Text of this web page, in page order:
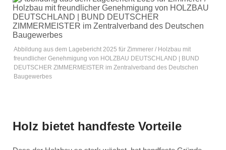
Abbildung aus dem Lagebericht 2025 für Zimmerer / Holzbau mit
freundlicher Genehmigung von HOLZBAU DEUTSCHLAND | BUND
DEUTSCHER ZIMMERMEISTER im Zentralverband des Deutschen
Baugewerbes
Holz bietet handfeste Vorteile